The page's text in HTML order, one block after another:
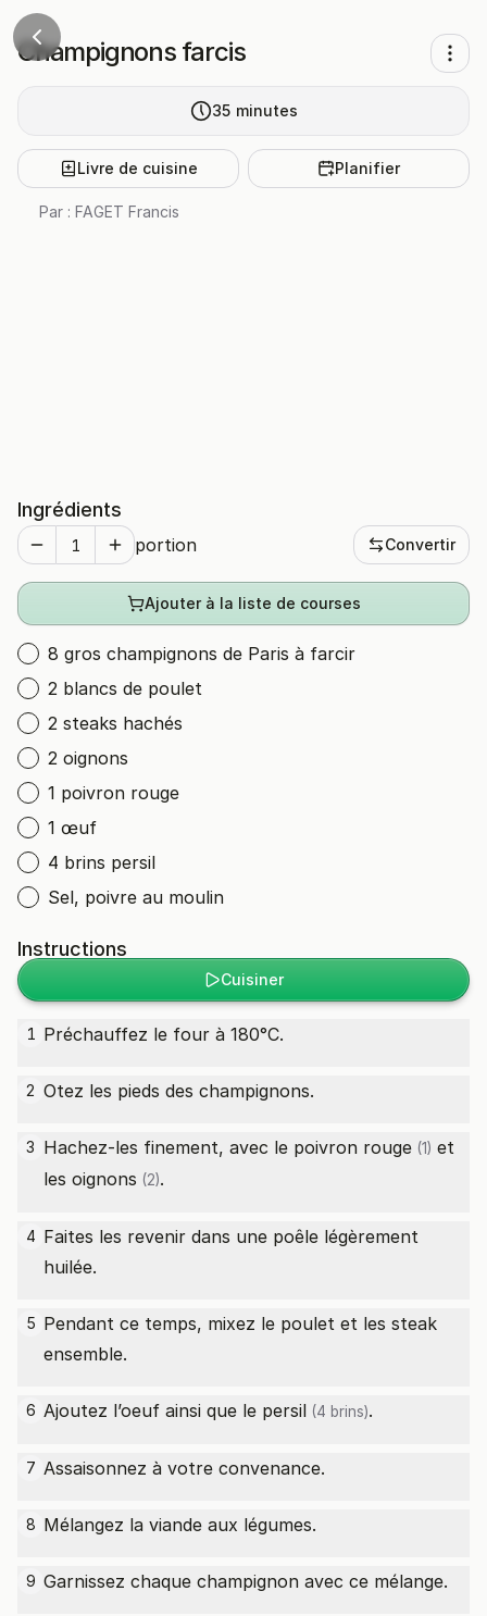
Champignons farcis
35 minutes
Livre de cuisine Planifier
Par : FAGET Francis
Ingrédients
portion Convertir
Ajouter à la liste de courses
8 gros champignons de Paris à farcir
2 blancs de poulet
2 steaks hachés
2 oignons
1 poivron rouge
1 œuf
4 brins persil
Sel, poivre au moulin
Instructions
Cuisiner
1 Préchauffez le four à 180°C.
2 Otez les pieds des champignons.
3 Hachez-les finement, avec le poivron rouge (1) et
les oignons (2).
4 Faites les revenir dans une poêle légèrement
huilée.
5 Pendant ce temps, mixez le poulet et les steak
ensemble.
6 Ajoutez l’oeuf ainsi que le persil (4 brins).
7 Assaisonnez à votre convenance.
8 Mélangez la viande aux légumes.
9 Garnissez chaque champignon avec ce mélange.